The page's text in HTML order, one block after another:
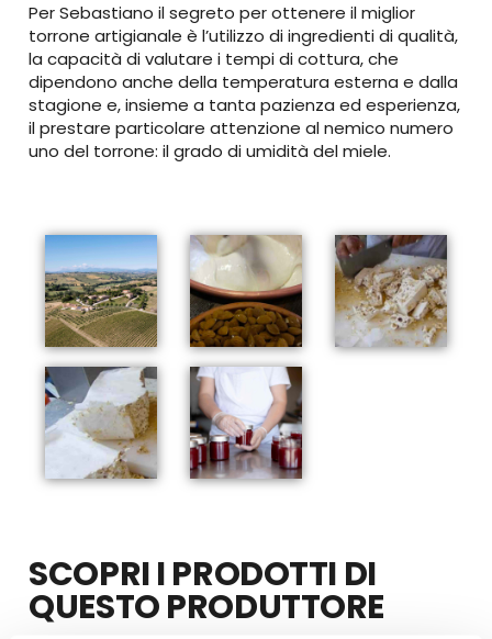
Per Sebastiano il segreto per ottenere il miglior
torrone artigianale è l’utilizzo di ingredienti di qualità,
la capacità di valutare i tempi di cottura, che
dipendono anche della temperatura esterna e dalla
stagione e, insieme a tanta pazienza ed esperienza,
il prestare particolare attenzione al nemico numero
uno del torrone: il grado di umidità del miele.
SCOPRI I PRODOTTI DI
QUESTO PRODUTTORE